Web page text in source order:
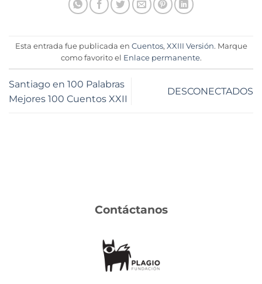
Esta entrada fue publicada en Cuentos, XXIII Versión. Marque
como favorito el Enlace permanente.
Santiago en 100 Palabras
Mejores 100 Cuentos XXII
DESCONECTADOS
Contáctanos